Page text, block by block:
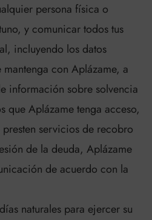
persona física o
y comunicar todos tus
incluyendo los datos
con Aplázame, a
información sobre solvencia
que Aplázame tenga acceso,
servicios de recobro
de la deuda, Aplázame
de acuerdo con la
naturales para ejercer su